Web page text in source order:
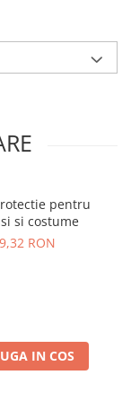
pentru
si costume
RON
IN COS